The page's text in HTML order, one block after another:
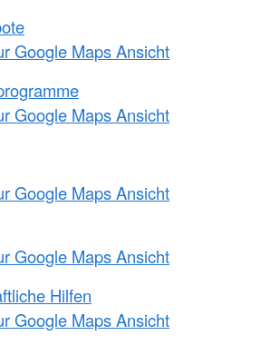
Google Maps Ansicht
Google Maps Ansicht
Google Maps Ansicht
Google Maps Ansicht
Hilfen
Google Maps Ansicht